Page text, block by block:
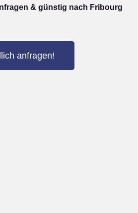
& günstig nach Fribourg
anfragen!